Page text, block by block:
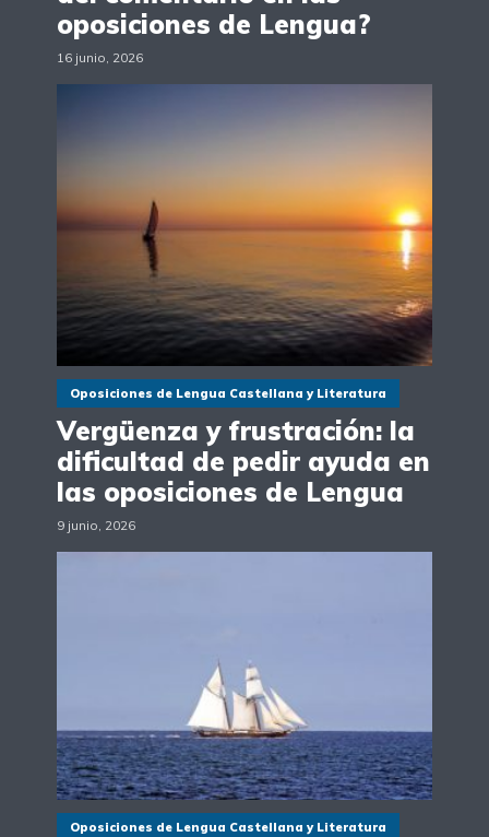
oposiciones de Lengua?
16 junio, 2026
Oposiciones de Lengua Castellana y Literatura
Vergüenza y frustración: la
dificultad de pedir ayuda en
las oposiciones de Lengua
9 junio, 2026
Oposiciones de Lengua Castellana y Literatura